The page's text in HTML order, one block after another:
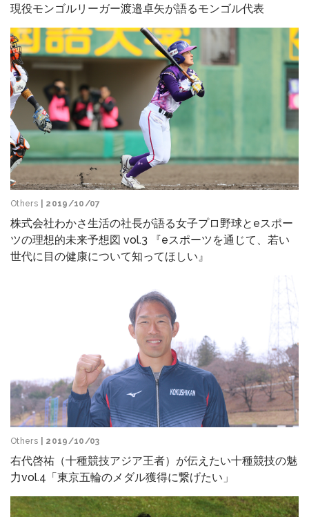
現役モンゴルリーガー渡邉卓矢が語るモンゴル代表
Others | 2019/10/07
株式会社わかさ生活の社長が語る女子プロ野球とeスポー
ツの理想的未来予想図 vol.3 『eスポーツを通じて、若い
世代に目の健康について知ってほしい』
Others | 2019/10/03
右代啓祐（十種競技アジア王者）が伝えたい十種競技の魅
力vol.4「東京五輪のメダル獲得に繋げたい」